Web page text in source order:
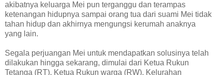
akibatnya keluarga Mei pun terganggu dan terampas
ketenangan hidupnya sampai orang tua dari suami Mei tidak
tahan hidup dan akhirnya mengungsi kerumah anaknya
yang lain.
Segala perjuangan Mei untuk mendapatkan solusinya telah
dilakukan hingga sekarang, dimulai dari Ketua Rukun
Tetanga (RT), Ketua Rukun warga (RW), Kelurahan